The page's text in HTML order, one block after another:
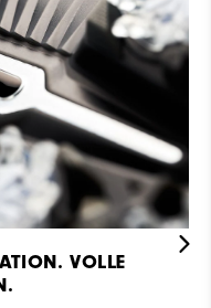
VOLLE